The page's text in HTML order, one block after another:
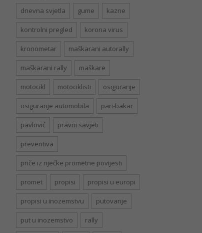
dnevna svjetla gume kazne
kontrolni pregled korona virus
kronometar maškarani autorally
maškarani rally maškare
motocikl motociklisti osiguranje
osiguranje automobila pari-bakar
pavlović pravni savjeti
preventiva
priče iz riječke prometne povijesti
promet propisi propisi u europi
propisi u inozemstvu putovanje
put u inozemstvo rally